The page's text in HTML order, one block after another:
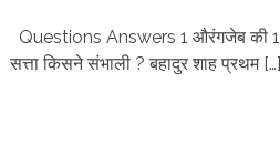
Questions Answers 1 औरंगजेब की
सत्ता किसने संभाली ? बहादुर शाह प्रथम